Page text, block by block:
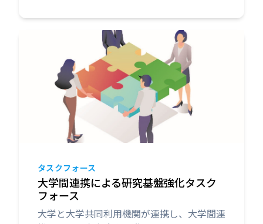
タスクフォース
大学間連携による研究基盤強化タスク
フォース
大学と大学共同利用機関が連携し、大学間連